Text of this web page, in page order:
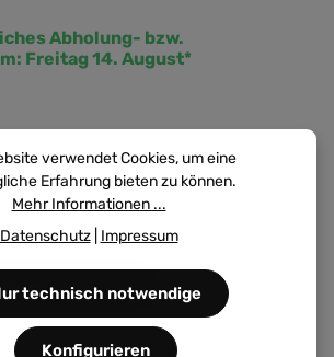
Abholung- bzw.
Freitag 14. August*
Gib den gewünschten Wert ein
zzgl. Versandkosten
verwendet Cookies, um eine
Erfahrung bieten zu können.
Mehr Informationen ...
Datenschutz| Impressum
technisch notwendige
Konfigurieren